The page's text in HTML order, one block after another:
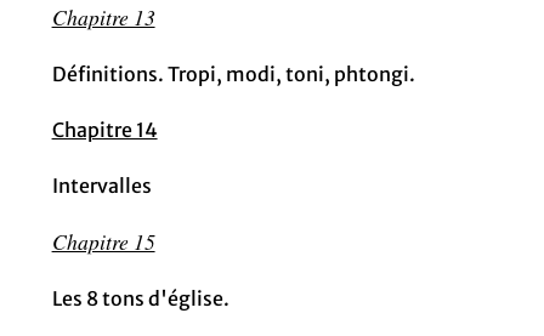
Chapitre 13
Définitions. Tropi, modi, toni, phtongi.
Chapitre 14
Intervalles
Chapitre 15
Les 8 tons d'église.